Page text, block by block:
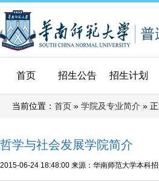
首页 招生公告 招生计划
当前位置： 首页 » 学院及专业简介 »
哲学与社会发展学院简介
2015-06-24 18:48:00 来源：华南师范大学本科招